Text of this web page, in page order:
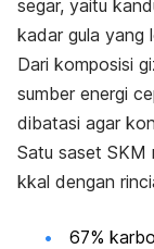
segar, yaitu
kadar gula yang
Dari komposisi
sumber energi
dibatasi agar
Satu saset SKM
kkal dengan
67%